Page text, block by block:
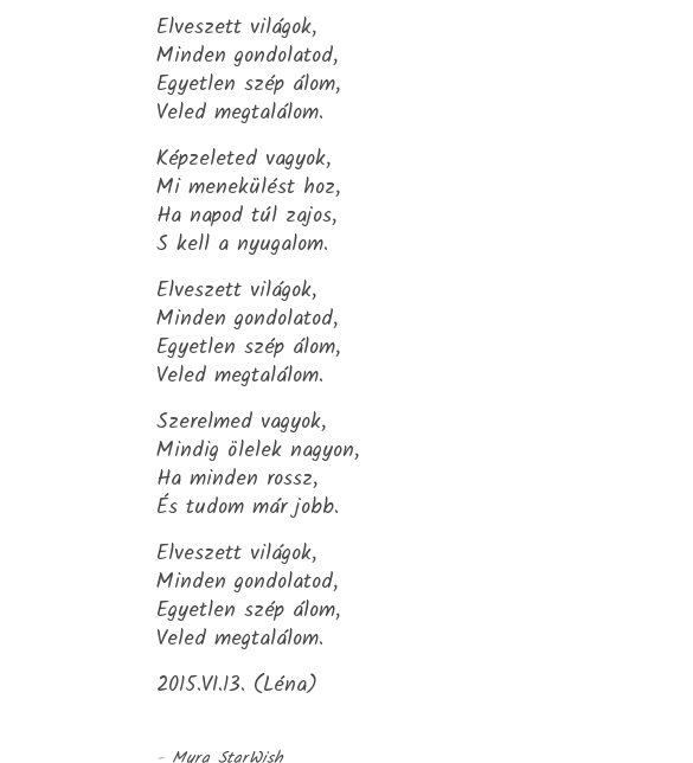
Elveszett világok,
Minden gondolatod,
Egyetlen szép álom,
Veled megtalálom.
Képzeleted vagyok,
Mi menekülést hoz,
Ha napod túl zajos,
S kell a nyugalom.
Elveszett világok,
Minden gondolatod,
Egyetlen szép álom,
Veled megtalálom.
Szerelmed vagyok,
Mindig ölelek nagyon,
Ha minden rossz,
És tudom már jobb.
Elveszett világok,
Minden gondolatod,
Egyetlen szép álom,
Veled megtalálom.
2015.VI.13. (Léna)